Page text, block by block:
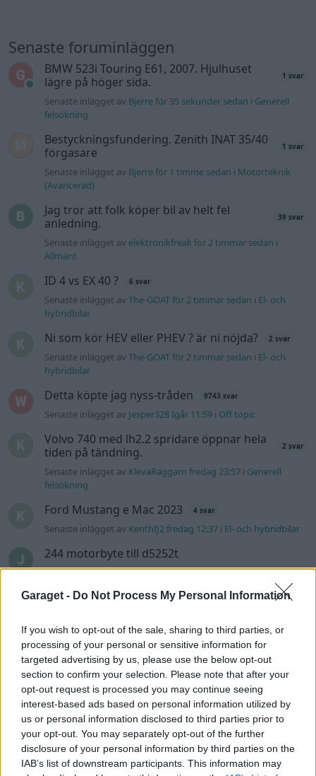
Garaget - Do Not Process My Personal Information
If you wish to opt-out of the sale, sharing to third parties, or
processing of your personal or sensitive information for
targeted advertising by us, please use the below opt-out
section to confirm your selection. Please note that after your
opt-out request is processed you may continue seeing
interest-based ads based on personal information utilized by
us or personal information disclosed to third parties prior to
your opt-out. You may separately opt-out of the further
disclosure of your personal information by third parties on the
IAB’s list of downstream participants. This information may
Senaste foruminläggen
BMW 523i Touring E61, 2007. Hjulhuset
lägre på höger sida.
1 svar
Senaste inlägget av Bjerre för 35 sekunder sedan i Generell
felsökning
Bestyckningsfundering. Zenith INAT 35/40
förgasare
1 svar
Senaste inlägget av Bjerre för 1 timme sedan i Motorteknik
(Avancerad)
Jag tror att folk köper bil av helt fel
anledning.
39 svar
Senaste inlägget av elektronikfreak för 2 timmar sedan i
Allmänt
ID 4 vs EX 40 ? 6 svar
Senaste inlägget avThe-GOAT för 2 timmar sedan i El- och
hybridbilar
Ni som kör HEV eller PHEV ? är ni nöjda? 2 svar
Senaste inlägget avThe-GOAT för 2 timmar sedan i El- och
hybridbilar
Detta köpte jag nyss-tråden 9743 svar
Senaste inlägget av Jesper328 Igår 11:59 i Off topic
Volvo 740 med lh2.2 spridare öppnar hela
tiden på tändning.
2 svar
Senaste inlägget av KlevaRaggarn fredag 23:57 i Generell
felsökning
Ford Mustang e Mac 2023 4 svar
Senaste inlägget av KenthIJ2 fredag 12:37 i El- och hybridbilar
244 motorbyte till d5252t
Senaste inlägget avJeppegaming fredag 00:53iMotorteknik
Senaste inlägget avThe-GOAT torsdag 20:54i Generell
felsökning
Senaste projektinläggen
A90 Supra 387 svar
Senaste inlägget avRikard_Persson för 7 minuter sedan i
Projekt
Vw 1956 oval prosjekt 12 svar
Senaste inlägget av jarleb för 15 timmar sedaniProjekt